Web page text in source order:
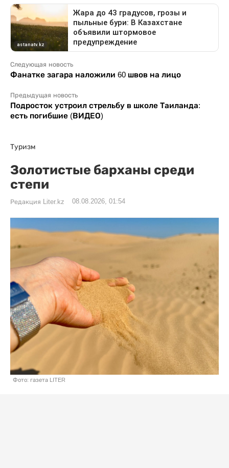
Следующая новость
Фанатке загара наложили 60 швов на лицо
Предыдущая новость
Подросток устроил стрельбу в школе Таиланда:
есть погибшие (ВИДЕО)
Туризм
Золотистые барханы среди
степи
Редакция Liter.kz 08.08.2026, 01:54
Фото: газета LITER